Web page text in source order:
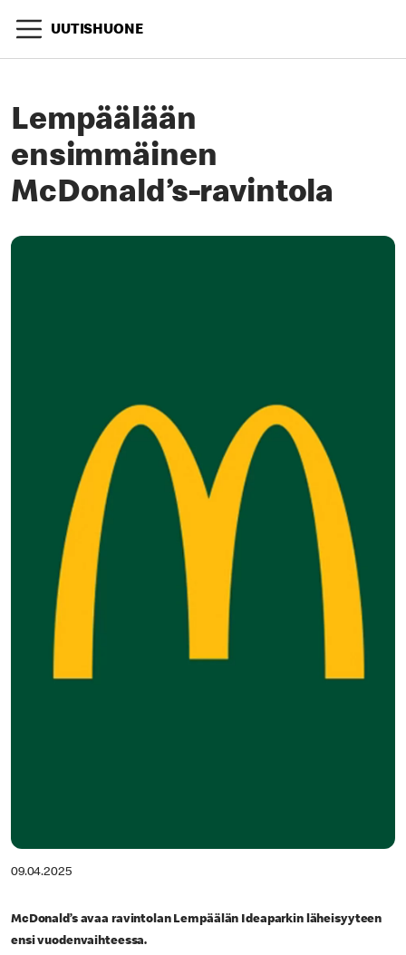
UUTISHUONE
Lempäälään
ensimmäinen
McDonald’s-ravintola
09.04.2025
McDonald’s avaa ravintolan Lempäälän Ideaparkin läheisyyteen
ensi vuodenvaihteessa.